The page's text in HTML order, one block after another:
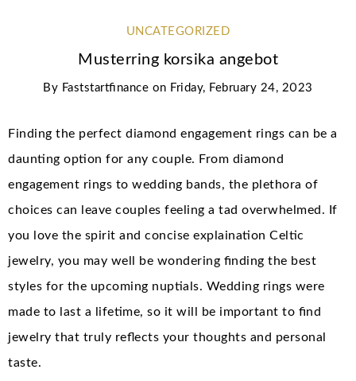
UNCATEGORIZED
Musterring korsika angebot
By Faststartfinance on Friday, February 24, 2023
Finding the perfect diamond engagement rings can be a
daunting option for any couple. From diamond
engagement rings to wedding bands, the plethora of
choices can leave couples feeling a tad overwhelmed. If
you love the spirit and concise explaination Celtic
jewelry, you may well be wondering finding the best
styles for the upcoming nuptials. Wedding rings were
made to last a lifetime, so it will be important to find
jewelry that truly reflects your thoughts and personal
taste.